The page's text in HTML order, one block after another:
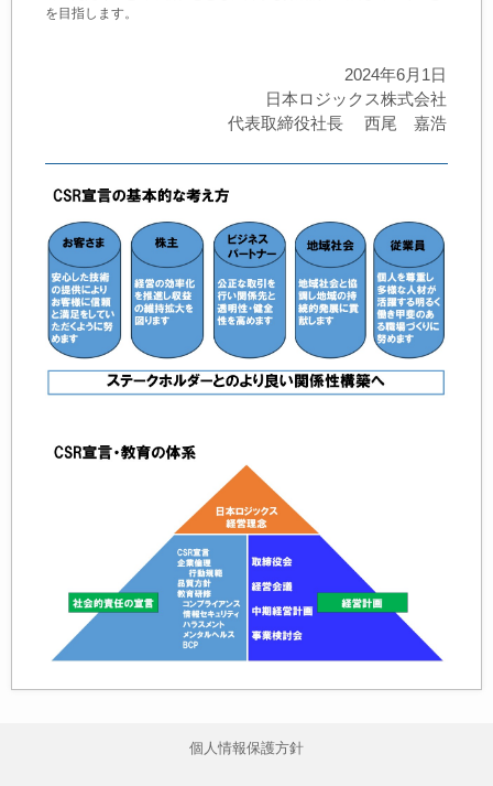
を目指します。
2024年6月1日
日本ロジックス株式会社
代表取締役社長 西尾 嘉浩
個人情報保護方針